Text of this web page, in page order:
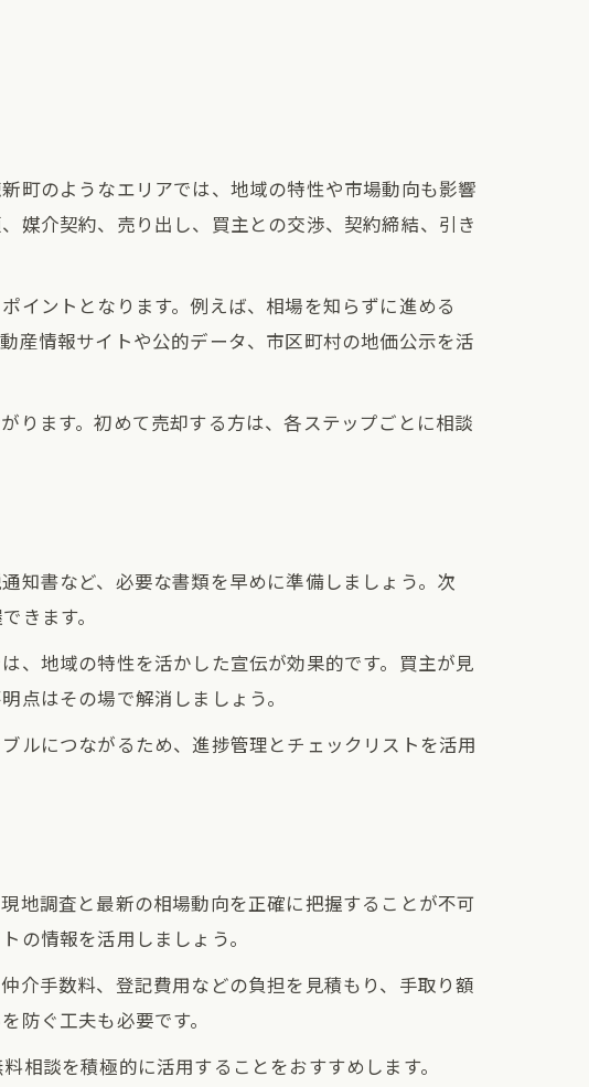
消
町のようなエリアでは、地域の特性や市場動向も影響
媒介契約、売り出し、買主との交渉、契約締結、引き
イントとなります。例えば、相場を知らずに進める
産情報サイトや公的データ、市区町村の地価公示を活
ります。初めて売却する方は、各ステップごとに相談
知書など、必要な書類を早めに準備しましょう。次
きます。
、地域の特性を活かした宣伝が効果的です。買主が見
点はその場で解消しましょう。
ルにつながるため、進捗管理とチェックリストを活用
地調査と最新の相場動向を正確に把握することが不可
の情報を活用しましょう。
介手数料、登記費用などの負担を見積もり、手取り額
防ぐ工夫も必要です。
談を積極的に活用することをおすすめします。